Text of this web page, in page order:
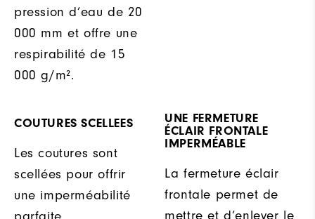
pression d’eau de 20
000 mm et offre une
respirabilité de 15
000 g/m².
COUTURES SCELLEES
Les coutures sont
scellées pour offrir
une imperméabilité
UNE FERMETURE
ÉCLAIR FRONTALE
IMPERMÉABLE
La fermeture éclair
frontale permet de
mettre et d’enlever le